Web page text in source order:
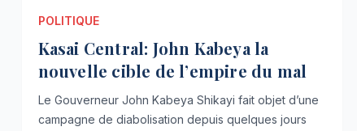
POLITIQUE
Kasai Central: John Kabeya la
nouvelle cible de l’empire du mal
Le Gouverneur John Kabeya Shikayi fait objet d’une
campagne de diabolisation depuis quelques jours